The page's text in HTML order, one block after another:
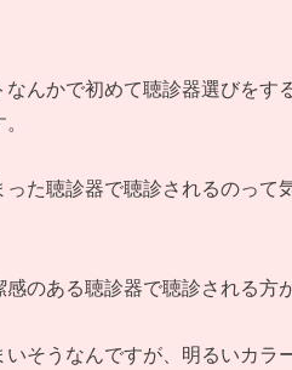
んかで初めて聴診器選びをす
た聴診器で聴診されるのって
のある聴診器で聴診される方
そうなんですが、明るいカラ